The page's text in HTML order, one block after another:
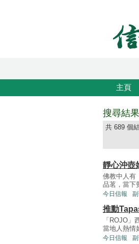
主頁
搜尋結果
共 689 個
靜心沖壺
佛教中人有
品茗，當下
今日信報
推動
「ROJO
當地人熱情
今日信報